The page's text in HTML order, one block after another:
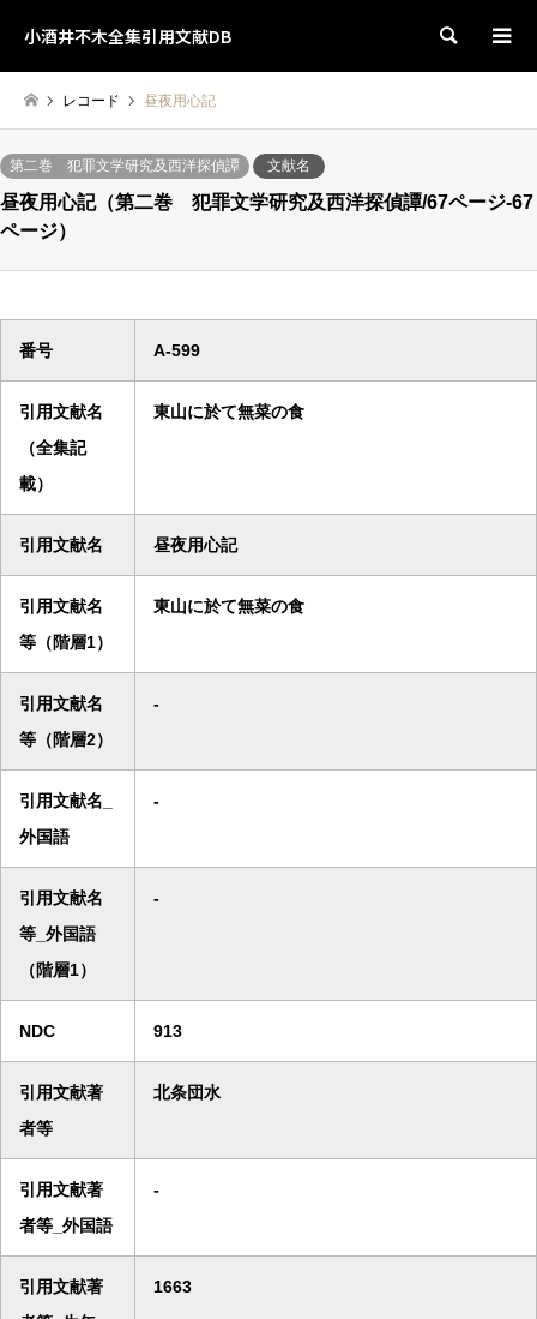
小酒井不木全集引用文献DB 検索
レコード 昼夜用心記
第二巻 犯罪文学研究及西洋探偵譚 文献名
昼夜用心記（第二巻 犯罪文学研究及西洋探偵譚/67ページ-67
ページ）
番号 A-599
引用文献名
（全集記
載）
東山に於て無菜の食
引用文献名 昼夜用心記
引用文献名
等（階層1）
東山に於て無菜の食
引用文献名
等（階層2）
-
引用文献名_
外国語
-
引用文献名
等_外国語
（階層1）
-
NDC 913
引用文献著
者等
北条団水
引用文献著
者等_外国語
-
引用文献著
1663